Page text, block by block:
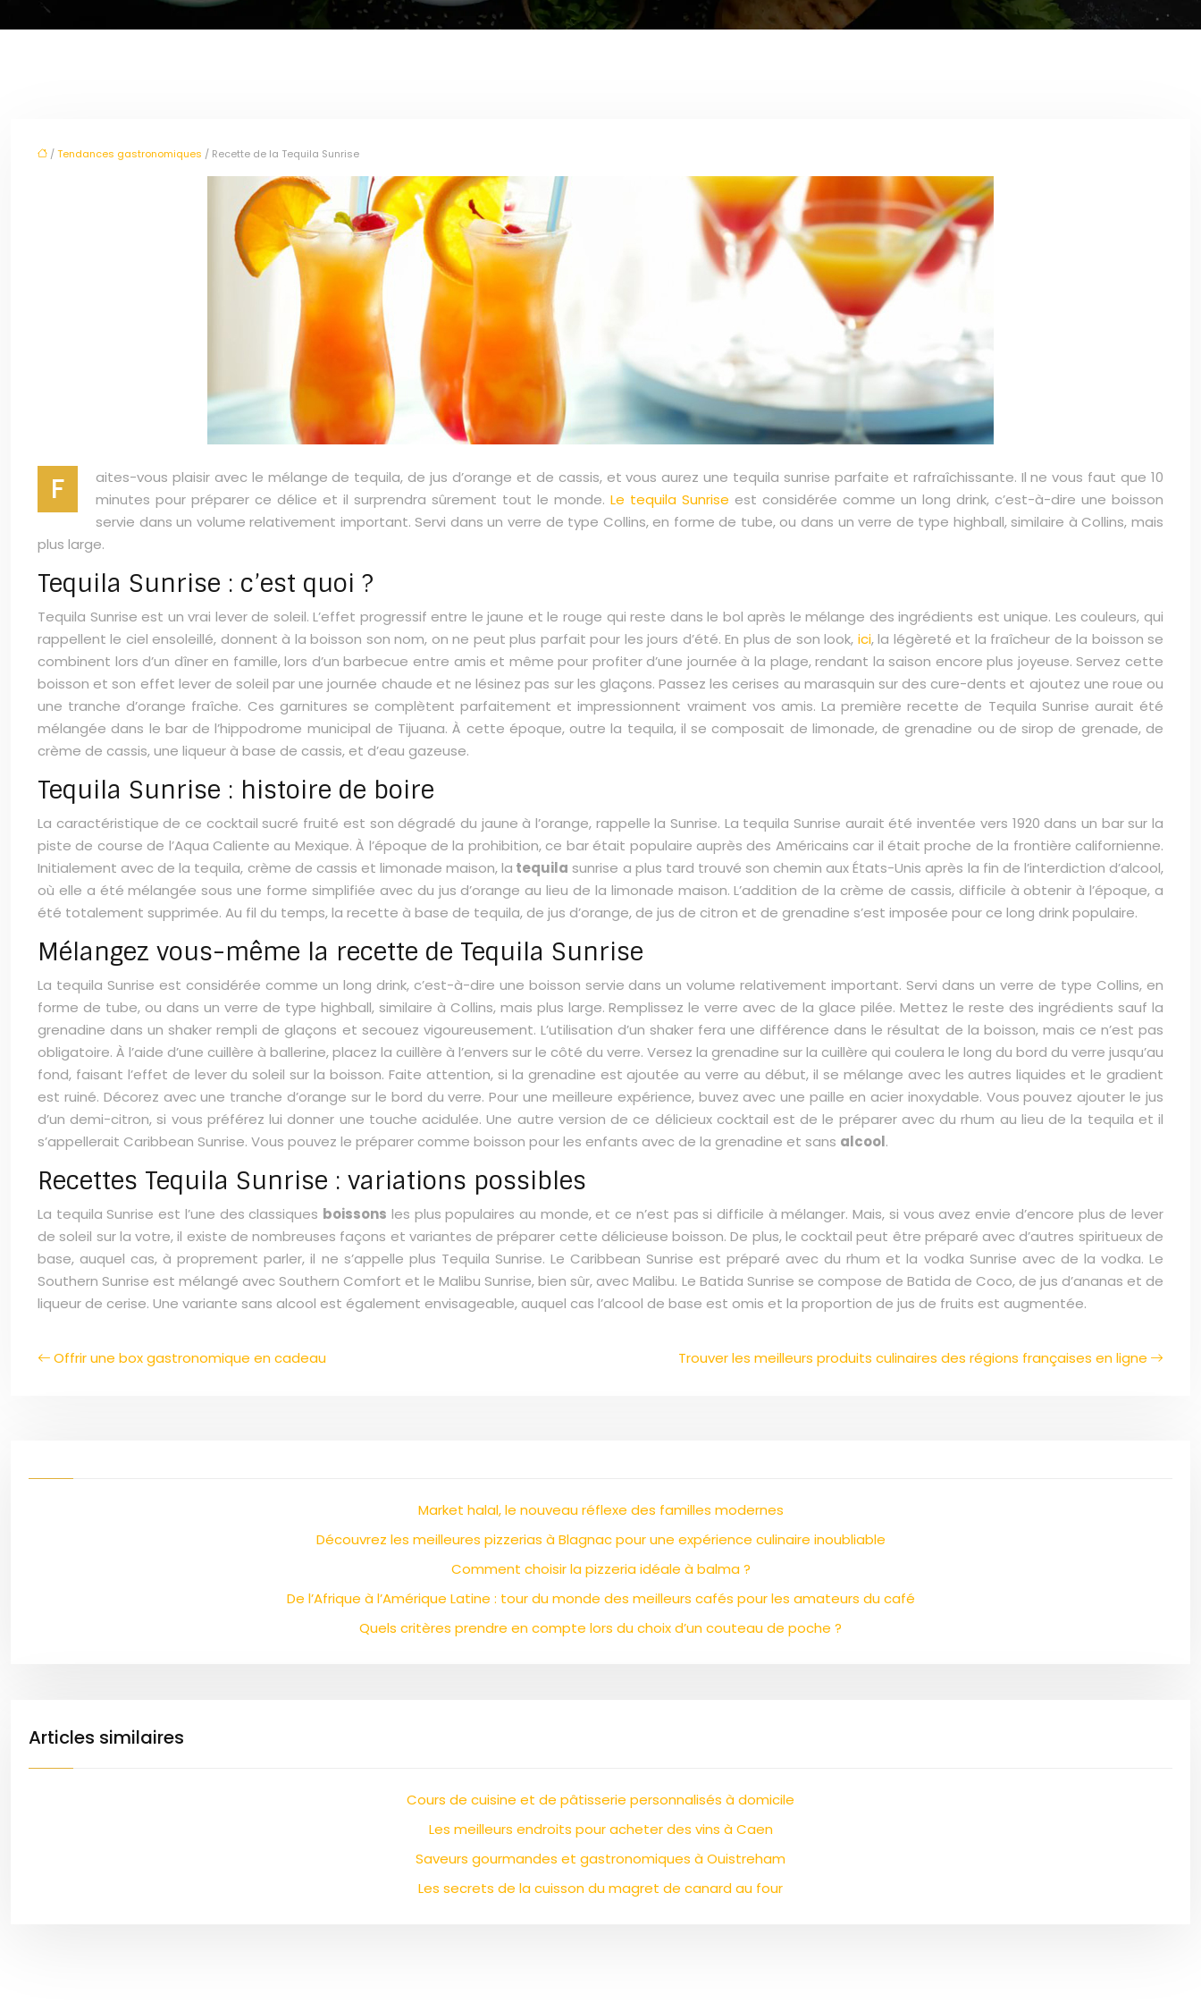
/Tendances gastronomiques / Recette de la Tequila Sunrise
F
aites-vous plaisir avec le mélange de tequila, de jus d’orange et de cassis, et vous aurez une tequila sunrise parfaite et rafraîchissante. Il ne vous faut que 10
minutes pour préparer ce délice et il surprendra sûrement tout le monde. Le tequila Sunrise est considérée comme un long drink, c’est-à-dire une boisson
servie dans un volume relativement important. Servi dans un verre de type Collins, en forme de tube, ou dans un verre de type highball, similaire à Collins, mais
plus large.
Tequila Sunrise : c’est quoi ?
Tequila Sunrise est un vrai lever de soleil. L’effet progressif entre le jaune et le rouge qui reste dans le bol après le mélange des ingrédients est unique. Les couleurs, qui
rappellent le ciel ensoleillé, donnent à la boisson son nom, on ne peut plus parfait pour les jours d’été. En plus de son look, ici, la légèreté et la fraîcheur de la boisson se
combinent lors d’un dîner en famille, lors d’un barbecue entre amis et même pour profiter d’une journée à la plage, rendant la saison encore plus joyeuse. Servez cette
boisson et son effet lever de soleil par une journée chaude et ne lésinez pas sur les glaçons. Passez les cerises au marasquin sur des cure-dents et ajoutez une roue ou
une tranche d’orange fraîche. Ces garnitures se complètent parfaitement et impressionnent vraiment vos amis. La première recette de Tequila Sunrise aurait été
mélangée dans le bar de l’hippodrome municipal de Tijuana. À cette époque, outre la tequila, il se composait de limonade, de grenadine ou de sirop de grenade, de
crème de cassis, une liqueur à base de cassis, et d’eau gazeuse.
Tequila Sunrise : histoire de boire
La caractéristique de ce cocktail sucré fruité est son dégradé du jaune à l’orange, rappelle la Sunrise. La tequila Sunrise aurait été inventée vers 1920 dans un bar sur la
piste de course de l’Aqua Caliente au Mexique. À l’époque de la prohibition, ce bar était populaire auprès des Américains car il était proche de la frontière californienne.
Initialement avec de la tequila, crème de cassis et limonade maison, la tequila sunrise a plus tard trouvé son chemin aux États-Unis après la fin de l’interdiction d’alcool,
où elle a été mélangée sous une forme simplifiée avec du jus d’orange au lieu de la limonade maison. L’addition de la crème de cassis, difficile à obtenir à l’époque, a
été totalement supprimée. Au fil du temps, la recette à base de tequila, de jus d’orange, de jus de citron et de grenadine s’est imposée pour ce long drink populaire.
Mélangez vous-même la recette de Tequila Sunrise
La tequila Sunrise est considérée comme un long drink, c’est-à-dire une boisson servie dans un volume relativement important. Servi dans un verre de type Collins, en
forme de tube, ou dans un verre de type highball, similaire à Collins, mais plus large. Remplissez le verre avec de la glace pilée. Mettez le reste des ingrédients sauf la
grenadine dans un shaker rempli de glaçons et secouez vigoureusement. L’utilisation d’un shaker fera une différence dans le résultat de la boisson, mais ce n’est pas
obligatoire. À l’aide d’une cuillère à ballerine, placez la cuillère à l’envers sur le côté du verre. Versez la grenadine sur la cuillère qui coulera le long du bord du verre jusqu’au
fond, faisant l’effet de lever du soleil sur la boisson. Faite attention, si la grenadine est ajoutée au verre au début, il se mélange avec les autres liquides et le gradient
est ruiné. Décorez avec une tranche d’orange sur le bord du verre. Pour une meilleure expérience, buvez avec une paille en acier inoxydable. Vous pouvez ajouter le jus
d’un demi-citron, si vous préférez lui donner une touche acidulée. Une autre version de ce délicieux cocktail est de le préparer avec du rhum au lieu de la tequila et il
s’appellerait Caribbean Sunrise. Vous pouvez le préparer comme boisson pour les enfants avec de la grenadine et sans alcool.
Recettes Tequila Sunrise : variations possibles
La tequila Sunrise est l’une des classiques boissons les plus populaires au monde, et ce n’est pas si difficile à mélanger. Mais, si vous avez envie d’encore plus de lever
de soleil sur la votre, il existe de nombreuses façons et variantes de préparer cette délicieuse boisson. De plus, le cocktail peut être préparé avec d’autres spiritueux de
base, auquel cas, à proprement parler, il ne s’appelle plus Tequila Sunrise. Le Caribbean Sunrise est préparé avec du rhum et la vodka Sunrise avec de la vodka. Le
Southern Sunrise est mélangé avec Southern Comfort et le Malibu Sunrise, bien sûr, avec Malibu. Le Batida Sunrise se compose de Batida de Coco, de jus d’ananas et de
liqueur de cerise. Une variante sans alcool est également envisageable, auquel cas l’alcool de base est omis et la proportion de jus de fruits est augmentée.
Offrir une box gastronomique en cadeau Trouver les meilleurs produits culinaires des régions françaises en ligne
Market halal, le nouveau réflexe des familles modernes
Découvrez les meilleures pizzerias à Blagnac pour une expérience culinaire inoubliable
Comment choisir la pizzeria idéale à balma ?
De l’Afrique à l’Amérique Latine : tour du monde des meilleurs cafés pour les amateurs du café
Quels critères prendre en compte lors du choix d’un couteau de poche ?
Articles similaires
Cours de cuisine et de pâtisserie personnalisés à domicile
Les meilleurs endroits pour acheter des vins à Caen
Saveurs gourmandes et gastronomiques à Ouistreham
Les secrets de la cuisson du magret de canard au four